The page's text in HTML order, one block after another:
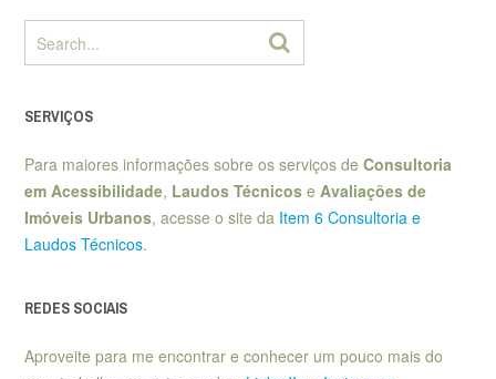
SERVIÇOS
Para maiores informações sobre os serviços de Consultoria
em Acessibilidade, Laudos Técnicos e Avaliações de
Imóveis Urbanos, acesse o site da Item 6 Consultoria e
Laudos Técnicos.
REDES SOCIAIS
Aproveite para me encontrar e conhecer um pouco mais do